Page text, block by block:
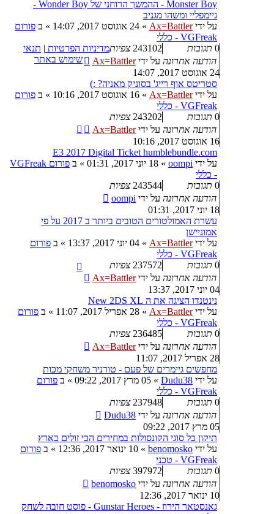
Monster Boy - ההמשך הרוחני של Wonder Boy -
גיימפליי ומשהו מגניב
על ידיAx=Battler
» 24 אוגוסט 2017, 14:07 » ב פורום
VGFreak - כללי
0 תגובות 243102 צפיות
הודעה אחרונה על ידיAx=Battler
24 אוגוסט 2017, 14:07
סטריטס אוף רייג' בסוניק מאניה? :)
על ידיAx=Battler
» 16 אוגוסט 2017, 10:16 » ב פורום
VGFreak - כללי
0 תגובות 243202 צפיות
הודעה אחרונה על ידיAx=Battler
16 אוגוסט 2017, 10:16
E3 2017 Digital Ticket humblebundle.com
על ידי oompi
» 18 יוני 2017, 01:31 » ב
פורום VGFreak
- כללי
0 תגובות 243544 צפיות
הודעה אחרונה על ידי oompi
18 יוני 2017, 01:31
עשרת האמולטורים הטובים ביותר ב 2017 על פי
אמוניישן
על ידיAx=Battler
» 04 יוני 2017, 13:37 » ב פורום
VGFreak - כללי
0 תגובות 237572 צפיות
הודעה אחרונה על ידיAx=Battler
04 יוני 2017, 13:37
נינטנדו הציגה את ה New 2DS XL
על ידיAx=Battler
» 28 אפריל 2017, 11:07 » ב פורום
VGFreak - כללי
0 תגובות 236485 צפיות
הודעה אחרונה על ידיAx=Battler
28 אפריל 2017, 11:07
מחפשים גיימרים של פעם - טורניר משחקי מכות
על ידי Dudu38
» 05 מרץ 2017, 09:22 » ב פורום
VGFreak - כללי
0 תגובות 237948 צפיות
הודעה אחרונה על ידי Dudu38
05 מרץ 2017, 09:22
תיקון כל סוגי הקונסולות במחירים הכי זולים בארץ
על ידי benomosko
» 10 ינואר 2017, 12:36 » ב פורום
VGFreak - טכני
0 תגובות 397972 צפיות
הודעה אחרונה על ידי benomosko
10 ינואר 2017, 12:36
גאנסטאר הירוז - Gunstar Heroes - פוסט חובה לשחק
מדיניות הפרטיות | תנאי
שימוש באתר